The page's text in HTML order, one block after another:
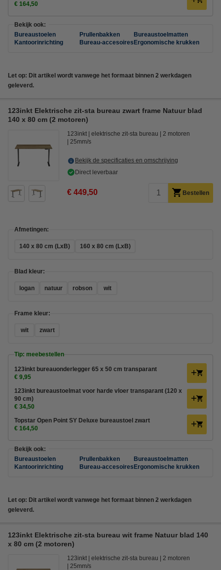
€ 164,50
Bekijk ook:
Bureaustoelen
Prullenbakken
Bureaustoelmatten
Kantoorinrichting
Bureau-accesoires Ergonomische krukken
Let op: Dit artikel wordt vanwege het formaat binnen 2 werkdagen
geleverd.
123inkt Elektrische zit-sta bureau zwart frame Natuur blad
140 x 80 cm (2 motoren)
123inkt elektrische zit-sta bureau
2 motoren
25mm/s
Bekijk de specificaties en omschrijving
Direct leverbaar
€ 449,50 Bestellen
Afmetingen:
140 x 80 cm (LxB) 160 x 80 cm (LxB)
Blad kleur:
logan natuur robson wit
Frame kleur:
wit zwart
Tip: meebestellen
123inkt bureauonderlegger 65 x 50 cm transparant
€ 9,95
123inkt bureaustoelmat voor harde vloer transparant (120 x
90 cm)
€ 34,50
Topstar Open Point SY Deluxe bureaustoel zwart
€ 164,50
Bekijk ook:
Bureaustoelen
Prullenbakken
Bureaustoelmatten
Kantoorinrichting
Bureau-accesoires Ergonomische krukken
Let op: Dit artikel wordt vanwege het formaat binnen 2 werkdagen
geleverd.
123inkt Elektrische zit-sta bureau wit frame Natuur blad 140
x 80 cm (2 motoren)
123inkt elektrische zit-sta bureau
2 motoren
25mm/s